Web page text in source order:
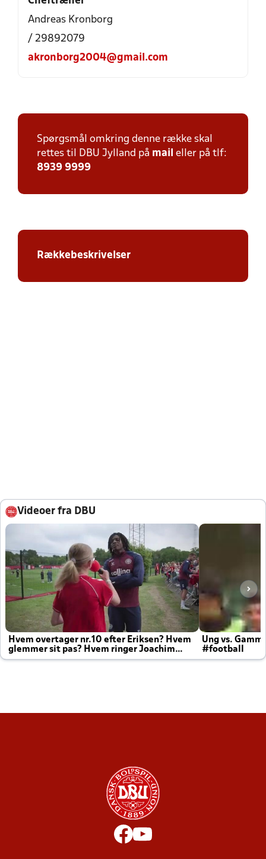
Andreas Kronborg
/ 29892079
akronborg2004@gmail.com
Spørgsmål omkring denne række skal
rettes til DBU Jylland på mail eller på tlf:
8939 9999
Rækkebeskrivelser
Videoer fra DBU
Hvem overtager nr.10 efter Eriksen? Hvem
glemmer sit pas? Hvem ringer Joachim
altid til efter kampe?
Ung vs.
#football